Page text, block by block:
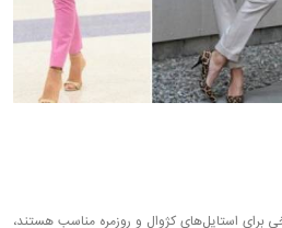
استایل‌های کژوال و روزمره مناسب هستند،